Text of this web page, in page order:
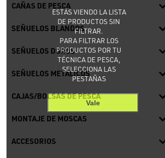
ESTÁS VIENDO LA LISTA
DE PRODUCTOS SIN
FILTRAR.
PARA FILTRAR LOS
PRODUCTOS POR TU
TÉCNICA DE PESCA,
SELECCIONA LAS
PESTAÑAS
Vale
CAÑAS DE PESCA
SEÑUELOS BLANDOS
SEÑUELOS DUROS
SEÑUELOS METÁLICOS
CAJAS/BOLSAS DE PESCA
MONTAJE DE MOSCAS
ACCESORIOS